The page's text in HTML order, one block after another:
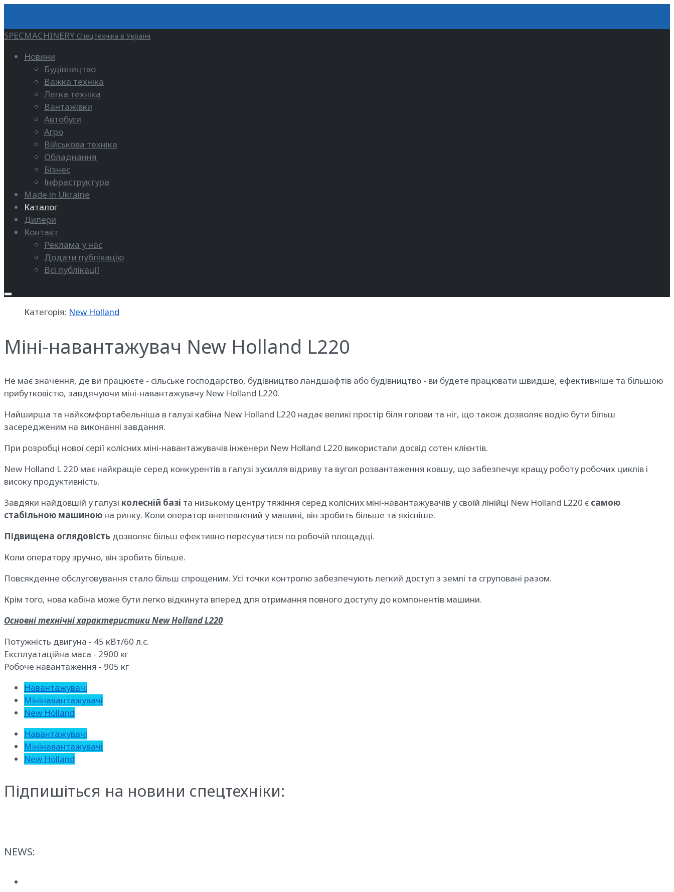
SPECMACHINERY Спецтехніка в Україні
Новини
Будівництво
Важка техніка
Легка техніка
Вантажівки
Автобуси
Агро
Військова техніка
Обладнання
Бізнес
Інфраструктура
Made in Ukraine
Каталог
Дилери
Контакт
Реклама у нас
Додати публікацію
Всі публікації
Категорія: New Holland
Міні-навантажувач New Holland L220
Не має значення, де ви працюєте - сільське господарство, будівництво ландшафтів або будівництво - ви будете працювати швидше, ефективніше та більшою
прибутковістю, завдячуючи міні-навантажувачу New Holland L220.
Найширша та найкомфортабельніша в галузі кабіна New Holland L220 надає великі простір біля голови та ніг, що також дозволяє водію бути більш
засередженим на виконанні завдання.
При розробці нової серії колісних міні-навантажувачів інженери New Holland L220 використали досвід сотен клієнтів.
New Holland L 220 має найкращіе серед конкурентів в галузі зусилля відриву та вугол розвантаження ковшу, що забезпечує кращу роботу робочих циклів і
високу продуктивність.
Завдяки найдовшій у галузі колесній базі та низькому центру тяжіння серед колісних міні-навантажувачів у своїй лінійці New Holland L220 є самою
стабільною машиною на ринку. Коли оператор внепевнений у машині, він зробить більше та якісніше.
Підвищена оглядовість дозволяє більш ефективно пересуватися по робочій площадці.
Коли оператору зручно, він зробить більше.
Повсякденне обслуговування стало більш спрощеним. Усі точки контролю забезпечують легкий доступ з землі та сгруповані разом.
Крім того, нова кабіна може бути легко відкинута вперед для отримання повного доступу до компонентів машини.
Основні технічні характеристики New Holland L220
Потужність двигуна - 45 кВт/60 л.с.
Експлуатаційна маса - 2900 кг
Робоче навантаження - 905 кг
Навантажувачі
Мінінавантажувачі
New Holland
Навантажувачі
Мінінавантажувачі
New Holland
Підпишіться на новини спецтехніки:
NEWS: